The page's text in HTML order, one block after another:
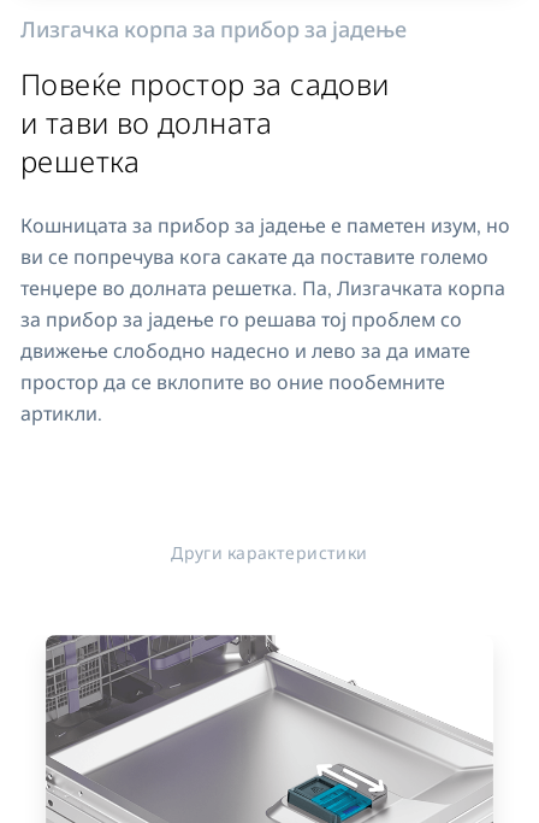
Лизгачка корпа за прибор за јадење
Повеќе простор за садови
и тави во долната
решетка
Кошницата за прибор за јадење е паметен изум, но
ви се попречува кога сакате да поставите големо
тенџере во долната решетка. Па, Лизгачката корпа
за прибор за јадење го решава тој проблем со
движење слободно надесно и лево за да имате
простор да се вклопите во оние пообемните
артикли.
Други карактеристики